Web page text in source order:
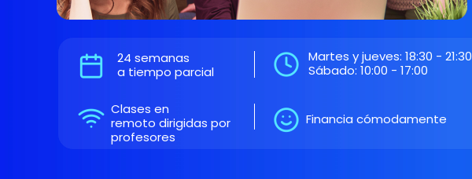
Martes y jueves: 18:30 - 21:30
Sábado: 10:00 - 17:00
24 semanas
a tiempo parcial
Clases en
remoto dirigidas por
profesores
Financia cómodamente